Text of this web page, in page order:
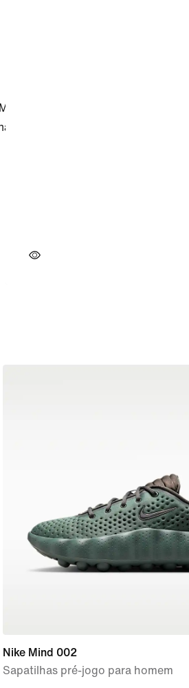
Nike Mind 002
Sapatilhas pré-jogo para homem